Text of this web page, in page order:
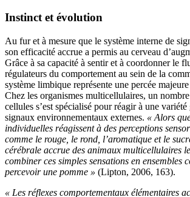
Instinct et évolution
Au fur et à mesure que le système interne de
son efficacité accrue a permis au cerveau
Grâce à sa capacité à sentir et à coordonner le
régulateurs du comportement au sein de la
système limbique représente une percée
Chez les organismes multicellulaires, un
cellules s’est spécialisé pour réagir à une variété
signaux environnementaux externes. « Alors
individuelles réagissent à des perceptions
comme le rouge, le rond, l’aromatique et le
cérébrale accrue des animaux multicellulaires
combiner ces simples sensations en ensembles
percevoir une pomme » (Lipton, 2006, 163).
« Les réflexes comportementaux élémentaires